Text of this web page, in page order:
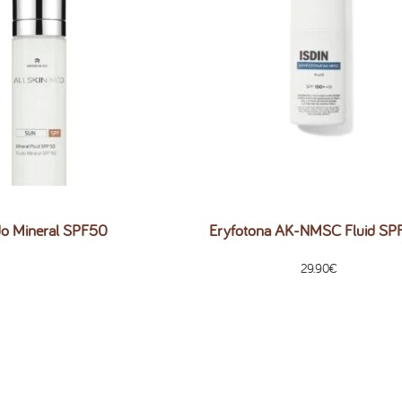
Mineral SPF50 Eryfotona AK-NMSC Fluid
29.90€